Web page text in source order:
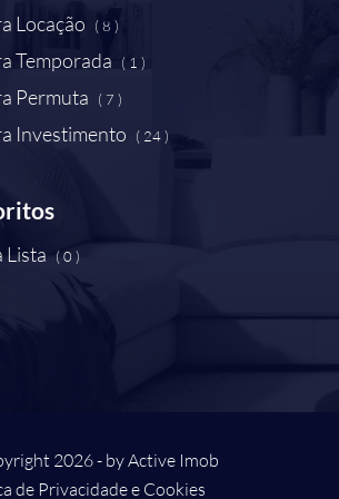
Locação ( 8 )
Temporada ( 1 )
Permuta ( 7 )
Investimento ( 24 )
Lista ( 0 )
2026 - byActive Imob
de Privacidade e Cookies